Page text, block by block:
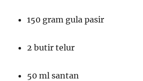
150 gram gula pasir
2 butir telur
50 ml santan